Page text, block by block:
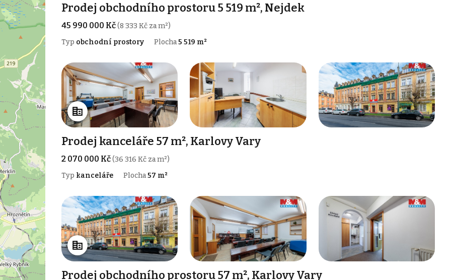
Prodej obchodního prostoru 5 519 m², Nejdek
45 990 000 Kč(8 333 Kč za m²)
Typ obchodní prostory Plocha5 519 m²
Prodej kanceláře 57 m², Karlovy Vary
2 070 000 Kč(36 316 Kč za m²)
Typ kanceláře Plocha57 m²
Prodej obchodního prostoru 57 m², Karlovy Vary